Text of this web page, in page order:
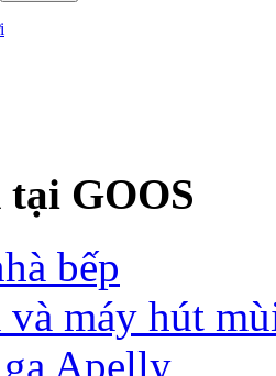
tại GOOS
bếp
và máy hút
Apelly